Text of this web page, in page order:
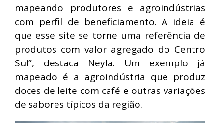
mapeando produtores e agroindústrias
com perfil de beneficiamento. A ideia é
que esse site se torne uma referência de
produtos com valor agregado do Centro
Sul”, destaca Neyla. Um exemplo já
mapeado é a agroindústria que produz
doces de leite com café e outras variações
de sabores típicos da região.